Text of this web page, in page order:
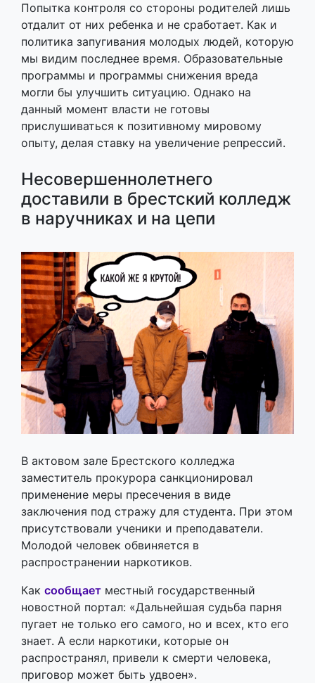
Попытка контроля со стороны родителей лишь
отдалит от них ребенка и не сработает. Как и
политика запугивания молодых людей, которую
мы видим последнее время. Образовательные
программы и программы снижения вреда
могли бы улучшить ситуацию. Однако на
данный момент власти не готовы
прислушиваться к позитивному мировому
опыту, делая ставку на увеличение репрессий.
Несовершеннолетнего
доставили в брестский колледж
в наручниках и на цепи
В актовом зале Брестского колледжа
заместитель прокурора санкционировал
применение меры пресечения в виде
заключения под стражу для студента. При этом
присутствовали ученики и преподаватели.
Молодой человек обвиняется в
распространении наркотиков.
Как сообщает местный государственный
новостной портал: «Дальнейшая судьба парня
пугает не только его самого, но и всех, кто его
знает. А если наркотики, которые он
распространял, привели к смерти человека,
приговор может быть удвоен».